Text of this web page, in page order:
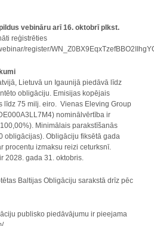
vebināru arī 16. oktobrī plkst.
reģistrēties
register/
Lietuvā un Igaunijā piedāvā līdz
obligāciju. Emisijas kopējais
līdz 75 milj. eiro. Vienas Eleving Group
nominālvērtība ir
Minimālais parakstīšanās
obligācijas). Obligāciju fiksētā gada
procentu izmaksu reizi ceturksnī.
2028. gada 31. oktobris.
Baltijas Obligāciju sarakstā drīz pēc
publisko piedāvājumu ir pieejama